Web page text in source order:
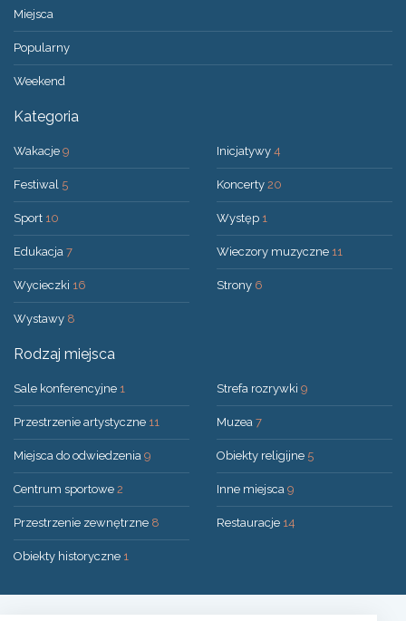
Miejsca
Popularny
Weekend
Kategoria
Wakacje 9
Festiwal 5
Sport 10
Edukacja 7
Wycieczki 16
Wystawy 8
Inicjatywy 4
Koncerty 20
Występ 1
Wieczory muzyczne 11
Strony 6
Rodzaj miejsca
Sale konferencyjne 1
Przestrzenie artystyczne 11
Miejsca do odwiedzenia 9
Centrum sportowe 2
Przestrzenie zewnętrzne 8
Obiekty historyczne 1
Strefa rozrywki 9
Muzea 7
Obiekty religijne 5
Inne miejsca 9
Restauracje 14